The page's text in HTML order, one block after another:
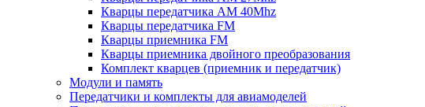
Кварцы передатчика AM 40Mhz
Кварцы передатчика FM
Кварцы приемника FM
Кварцы приемника двойного преобразования
Комплект кварцев (приемник и передатчик)
Модули и память
Передатчики и комплекты для авиамоделей